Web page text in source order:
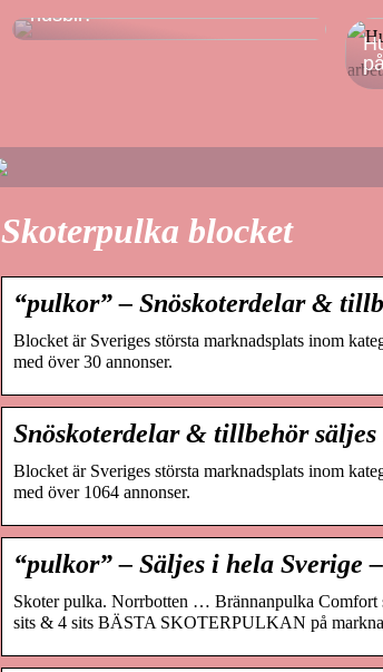
husbil?
Skoterpulka blocket
“pulkor” – Snöskoterdelar &
Blocket är Sveriges största marknadsplats inom
med över 30 annonser.
Snöskoterdelar & tillbehör
Blocket är Sveriges största marknadsplats inom
med över 1064 annonser.
“pulkor” – Säljes i hela Sverige
Skoter pulka. Norrbotten … Brännanpulka
sits & 4 sits BÄSTA SKOTERPULKAN på